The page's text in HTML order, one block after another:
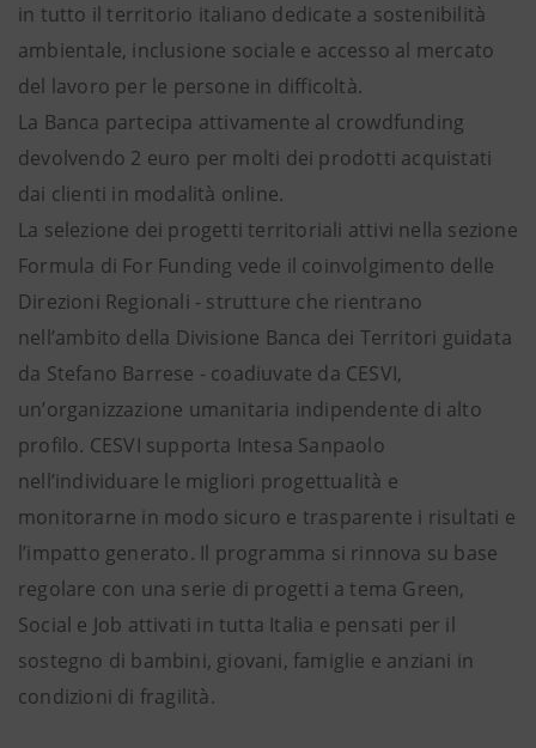
in tutto il territorio italiano dedicate a sostenibilità
ambientale, inclusione sociale e accesso al mercato
del lavoro per le persone in difficoltà.
La Banca partecipa attivamente al crowdfunding
devolvendo 2 euro per molti dei prodotti acquistati
dai clienti in modalità online.
La selezione dei progetti territoriali attivi nella sezione
Formula di For Funding vede il coinvolgimento delle
Direzioni Regionali - strutture che rientrano
nell’ambito della Divisione Banca dei Territori guidata
da Stefano Barrese - coadiuvate da CESVI,
un’organizzazione umanitaria indipendente di alto
profilo. CESVI supporta Intesa Sanpaolo
nell’individuare le migliori progettualità e
monitorarne in modo sicuro e trasparente i risultati e
l’impatto generato. Il programma si rinnova su base
regolare con una serie di progetti a tema Green,
Social e Job attivati in tutta Italia e pensati per il
sostegno di bambini, giovani, famiglie e anziani in
condizioni di fragilità.